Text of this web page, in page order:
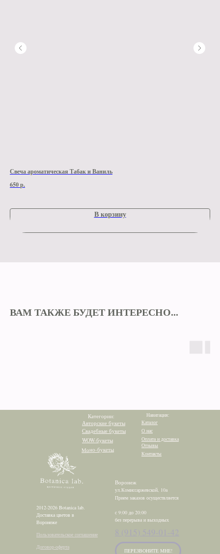
Свеча ароматическая Табак и Ваниль
650р.
В корзину
ВАМ ТАКЖЕ БУДЕТ ИНТЕРЕСНО...
2012-2026 Botanica lab.
Доставка цветов в
Воронеже
Договор-оферта
Пользовательское соглашение
ПЕРЕЗВОНИТЕ МНЕ!
Контакты
Отзывы
Оплата и доставка
О нас
Каталог
Навигация:
Категории:
Моно-букеты
WOW-букеты
Свадебные букеты
Авторские букеты
Прием заказов осуществляется
с 9:00 до 20:00
без перерыва и выходных
ул.Комиссаржевской, 10а
Воронеж